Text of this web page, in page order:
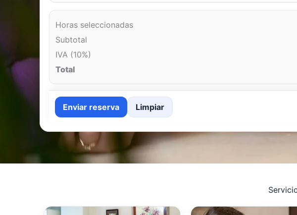
Horas seleccionadas
Subtotal
IVA (10%)
Total
Enviar reserva Limpiar